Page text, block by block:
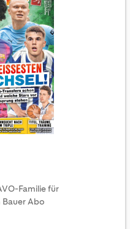
Familie für
Bauer Abo